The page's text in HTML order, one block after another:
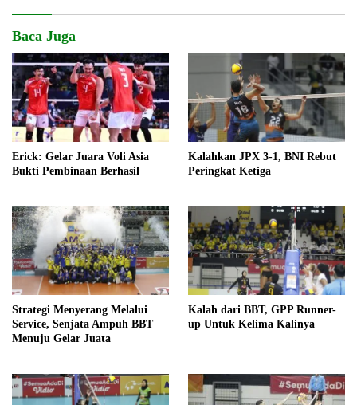
Baca Juga
Erick: Gelar Juara Voli Asia
Bukti Pembinaan Berhasil
Kalahkan JPX 3-1, BNI Rebut
Peringkat Ketiga
Strategi Menyerang Melalui
Service, Senjata Ampuh BBT
Menuju Gelar Juata
Kalah dari BBT, GPP Runner-
up Untuk Kelima Kalinya